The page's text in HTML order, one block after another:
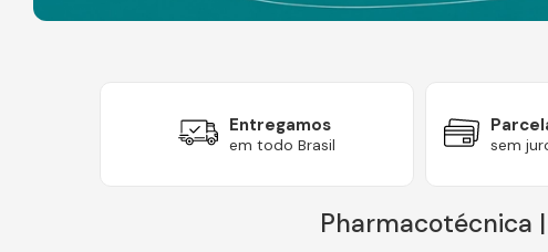
Entregamos
em todo Brasil sem
Pharmacotécnica